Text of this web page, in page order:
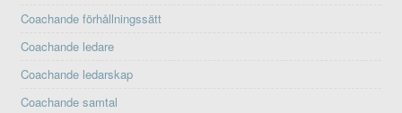
Coachande förhållningssätt
Coachande ledare
Coachande ledarskap
Coachande samtal